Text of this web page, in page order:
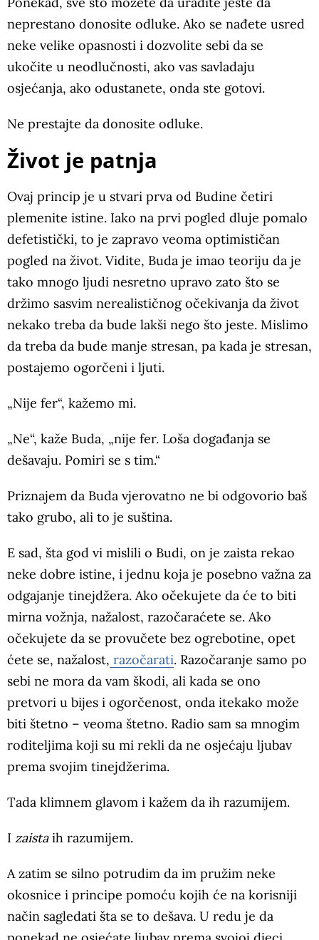
neprestano donosite odluke. Ako se nađete usred
neke velike opasnosti i dozvolite sebi da se
ukočite u neodlučnosti, ako vas savladaju
osjećanja, ako odustanete, onda ste gotovi.
Ne prestajte da donosite odluke.
Život je patnja
Ovaj princip je u stvari prva od Budine četiri
plemenite istine. Iako na prvi pogled dluje pomalo
defetistički, to je zapravo veoma optimističan
pogled na život. Vidite, Buda je imao teoriju da je
tako mnogo ljudi nesretno upravo zato što se
držimo sasvim nerealističnog očekivanja da život
nekako treba da bude lakši nego što jeste. Mislimo
da treba da bude manje stresan, pa kada je stresan,
postajemo ogorčeni i ljuti.
„Nije fer“, kažemo mi.
„Ne“, kaže Buda, „nije fer. Loša događanja se
dešavaju. Pomiri se s tim.“
Priznajem da Buda vjerovatno ne bi odgovorio baš
tako grubo, ali to je suština.
E sad, šta god vi mislili o Budi, on je zaista rekao
neke dobre istine, i jednu koja je posebno važna za
odgajanje tinejdžera. Ako očekujete da će to biti
mirna vožnja, nažalost, razočaraćete se. Ako
očekujete da se provučete bez ogrebotine, opet
ćete se, nažalost, razočarati. Razočaranje samo po
sebi ne mora da vam škodi, ali kada se ono
pretvori u bijes i ogorčenost, onda itekako može
biti štetno – veoma štetno. Radio sam sa mnogim
roditeljima koji su mi rekli da ne osjećaju ljubav
prema svojim tinejdžerima.
Tada klimnem glavom i kažem da ih razumijem.
I zaistaih razumijem.
A zatim se silno potrudim da im pružim neke
okosnice i principe pomoću kojih će na korisniji
način sagledati šta se to dešava. U redu je da